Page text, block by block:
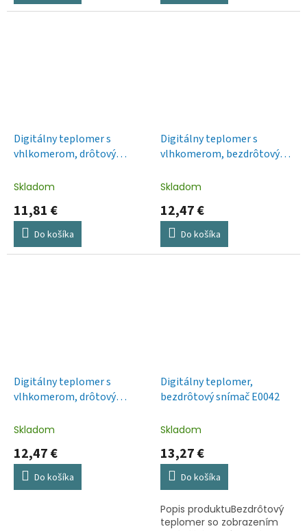
Digitálny teplomer s
vhlkomerom, drôtový
Skladom
11,81 €
Do košíka
Digitálny teplomer s
vlhkomerom, bezdrôtový
Skladom
12,47 €
Do košíka
Digitálny teplomer s
vlhkomerom, drôtový
Skladom
12,47 €
Do košíka
Digitálny teplomer,
bezdrôtový snímač E0042
Skladom
13,27 €
Do košíka
Popis produktuBezdrôtový
teplomer so zobrazením